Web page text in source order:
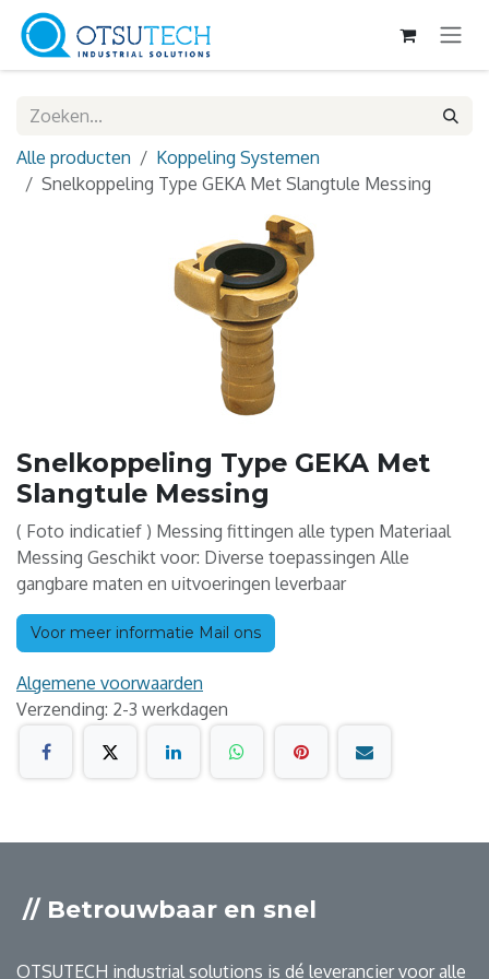
Overslaan naar inhoud
Alle producten
Koppeling Systemen
Snelkoppeling Type GEKA Met Slangtule Messing
Snelkoppeling Type GEKA Met
Slangtule Messing
( Foto indicatief ) Messing fittingen alle typen Materiaal
Messing Geschikt voor: Diverse toepassingen Alle
gangbare maten en uitvoeringen leverbaar
Voor meer informatie Mail ons
Algemene voorwaarden
Verzending: 2-3 werkdagen
// Betrouwbaar en snel
OTSUTECH industrial solutions is dé leverancier voor alle